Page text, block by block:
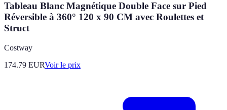
Tableau Blanc Magnétique Double Face sur Pied
Réversible à 360° 120 x 90 CM avec Roulettes et
Struct
Costway
174.79 EURVoir le prix